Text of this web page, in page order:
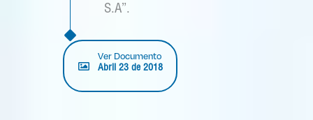
S.A”.
Ver Documento
Abril 23 de 2018